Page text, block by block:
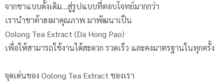
จากชาแบบดั้งเดิม…สู่รูปแบบที่ตอบโจทย์มากกว่า
เรานำชาต้าฮงผาคุณภาพ มาพัฒนาเป็น
Oolong Tea Extract (Da Hong Pao)
เพื่อให้สามารถใช้งานได้สะดวก รวดเร็ว และคงมาตรฐานในทุกครั้ง
จุดเด่นของ Oolong Tea Extract ของเรา